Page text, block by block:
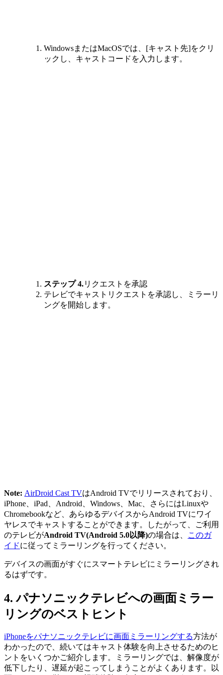
WindowsまたはMacOSでは、[キャスト先]をクリ
ックし、キャストコードを入力します。
ステップ 4.リクエストを承認
テレビでキャストリクエストを承認し、ミラーリ
ングを開始します。
Note: AirDroid Cast TVはAndroid TVでリリースされており、
iPhone、iPad、Android、Windows、Mac、さらにはLinuxや
Chromebookなど、あらゆるデバイスからAndroid TVにワイ
ヤレスでキャストすることができます。したがって、ご利用
のテレビがAndroid TV(Android 5.0以降)の場合は、
このガ
イドに従ってミラーリングを行ってください。
デバイスの画面がすぐにスマートテレビにミラーリングされ
るはずです。
4. パナソニックテレビへの画面ミラー
リングのベストヒント
iPhoneをパナソニックテレビに画面ミラーリングする方法が
わかったので、続いてはキャスト体験を向上させるためのヒ
ントをいくつかご紹介します。ミラーリングでは、解像度が
低下したり、遅延が起こってしまうことがよくあります。以